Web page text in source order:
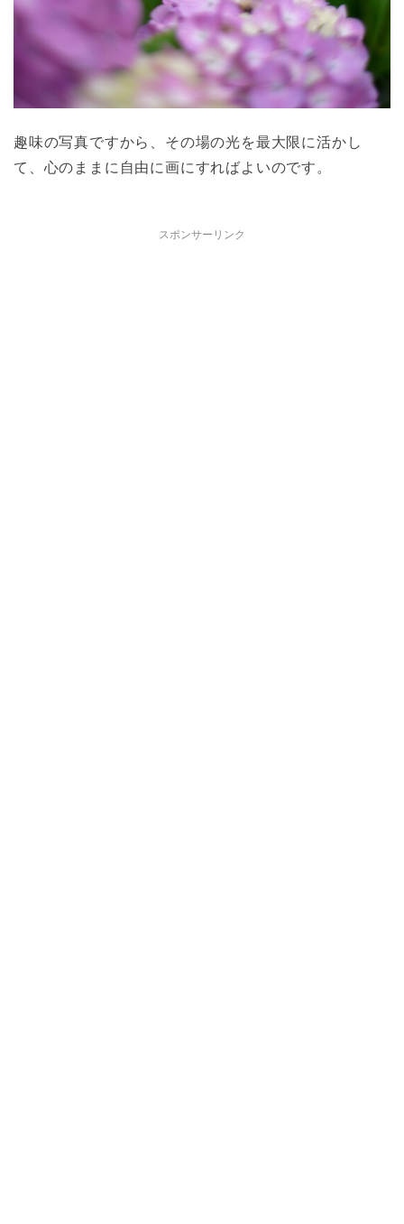
趣味の写真ですから、その場の光を最大限に活かし
て、心のままに自由に画にすればよいのです。
スポンサーリンク